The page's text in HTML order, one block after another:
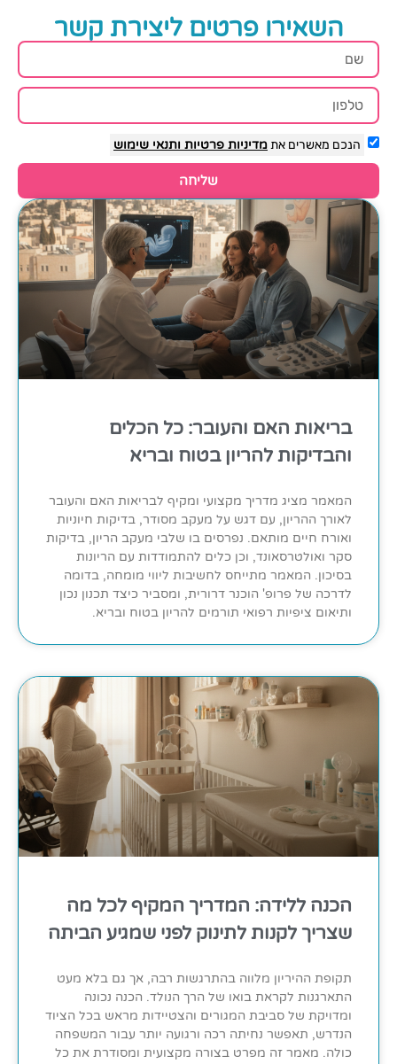
השאירו פרטים ליצירת קשר
הנכם מאשרים אתמדיניות פרטיות ותנאי שימוש
שליחה
בריאות האם והעובר: כל הכלים
והבדיקות להריון בטוח ובריא
המאמר מציג מדריך מקצועי ומקיף לבריאות האם והעובר
לאורך ההריון, עם דגש על מעקב מסודר, בדיקות חיוניות
ואורח חיים מותאם. נפרסים בו שלבי מעקב הריון, בדיקות
סקר ואולטרסאונד, וכן כלים להתמודדות עם הריונות
בסיכון. המאמר מתייחס לחשיבות ליווי מומחה, בדומה
לדרכה של פרופ' הוכנר דרורית, ומסביר כיצד תכנון נכון
ותיאום ציפיות רפואי תורמים להריון בטוח ובריא.
הכנה ללידה: המדריך המקיף לכל מה
שצריך לקנות לתינוק לפני שמגיע הביתה
תקופת ההיריון מלווה בהתרגשות רבה, אך גם בלא מעט
התארגנות לקראת בואו של הרך הנולד. הכנה נכונה
ומדויקת של סביבת המגורים והצטיידות מראש בכל הציוד
הנדרש, תאפשר נחיתה רכה ורגועה יותר עבור המשפחה
כולה. מאמר זה מפרט בצורה מקצועית ומסודרת את כל